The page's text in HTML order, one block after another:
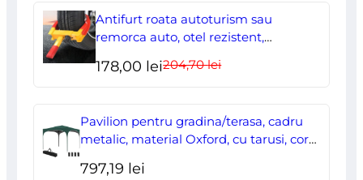
Antifurt roata autoturism sau
remorca auto, otel rezistent,
204,70leiPrețul
a
fost:
178,00 lei
Prețul
este:
178,00 lei.
Pavilion pentru gradina/terasa, cadru
metalic, material Oxford, cu tarusi, corzi
2.95×2.95×2.55 m
797,19 lei